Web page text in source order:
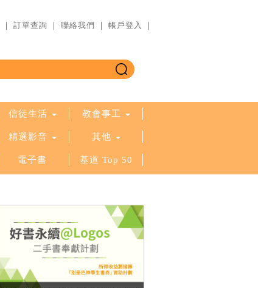
｜ 訂單查詢 ｜ 聯絡我們 ｜ 帳戶登入 ｜
信徒生活 教會事工
精選影音 其他
電子書 基道 Top 50